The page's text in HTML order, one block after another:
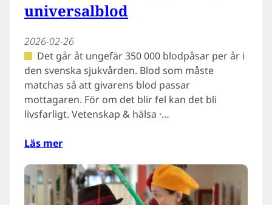
universalblod
2026-02-26
Det går åt ungefär 350 000 blodpåsar per år i
den svenska sjukvården. Blod som måste
matchas så att givarens blod passar
mottagaren. För om det blir fel kan det bli
livsfarligt. Vetenskap & hälsa ·…
Läs mer